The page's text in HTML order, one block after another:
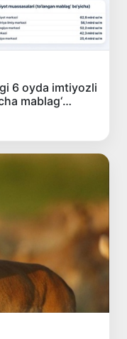
6 oyda imtiyozli
mablag‘